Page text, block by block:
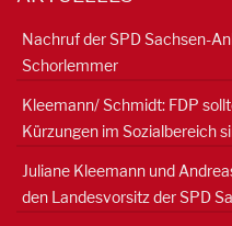
Nachruf der SPD Sachsen-
Schorlemmer
Kleemann/ Schmidt: FDP
Kürzungen im Sozialbereich
Juliane Kleemann und
den Landesvorsitz der SPD